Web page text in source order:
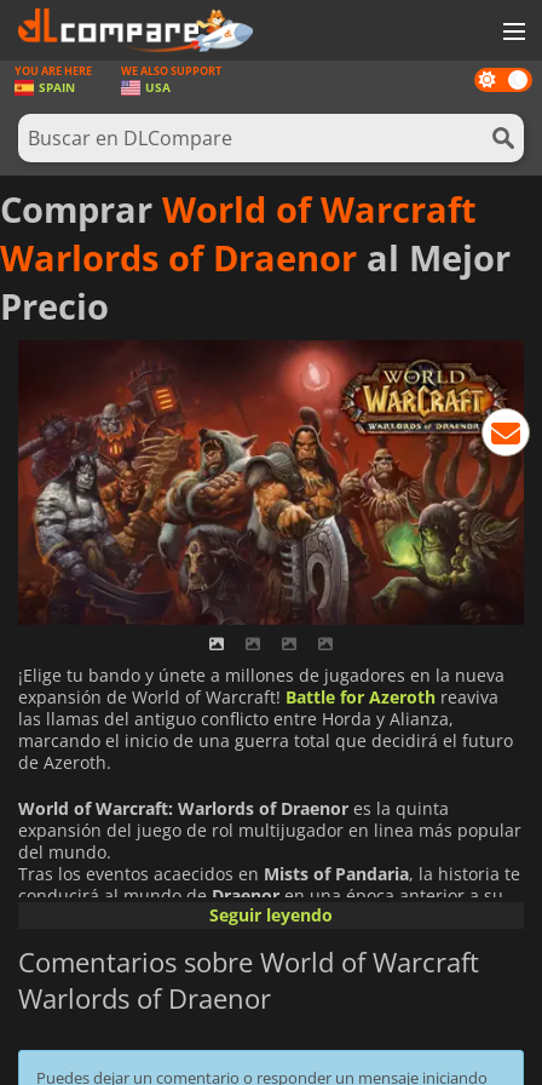
JUEGOS
TARJETAS PREPAGO
SOFTWARE
REWARDS
HARDWARE
NOTICIAS
INICIAR SESIÓN O REGISTRARSE
Dark
mode
YOU ARE HERE
SPAIN
WE ALSO SUPPORT
USA
Comprar World of Warcraft
Warlords of Draenor al Mejor
Precio
¡Elige tu bando y únete a millones de jugadores en la nueva
expansión de World of Warcraft! Battle for Azeroth reaviva
las llamas del antiguo conflicto entre Horda y Alianza,
marcando el inicio de una guerra total que decidirá el futuro
de Azeroth.
World of Warcraft: Warlords of Draenor es la quinta
expansión del juego de rol multijugador en linea más popular
del mundo.
Tras los eventos acaecidos en Mists of Pandaria, la historia te
conducirá al mundo de Draenor en una época anterior a su
destrucción, la cual dio lugar aOutland
Garrosh Grito Infernalha sido derrocado y ya no es elJefe de
Guerra de la Horda
confinamiento antes de poder ser juzgado por sus crímenes.
el tiempo hasta el mundo de nacimiento de los orcos. Una vez
allí, conseguirá alterar los eventos de la linea temporal
Seguir leyendo
Comentarios sobre World of Warcraft
Warlords of Draenor
Puedes dejar un comentario o responder un mensaje iniciando